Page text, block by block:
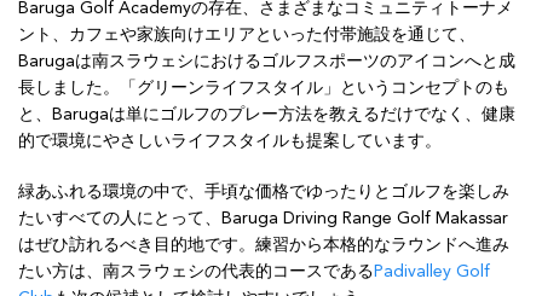
Baruga Golf Academyの存在、さまざまなコミュニティトーナメ
ント、カフェや家族向けエリアといった付帯施設を通じて、
Barugaは南スラウェシにおけるゴルフスポーツのアイコンへと成
長しました。「グリーンライフスタイル」というコンセプトのも
と、Barugaは単にゴルフのプレー方法を教えるだけでなく、健康
的で環境にやさしいライフスタイルも提案しています。
緑あふれる環境の中で、手頃な価格でゆったりとゴルフを楽しみ
たいすべての人にとって、Baruga Driving Range Golf Makassar
はぜひ訪れるべき目的地です。練習から本格的なラウンドへ進み
たい方は、南スラウェシの代表的コースである Padivalley Golf